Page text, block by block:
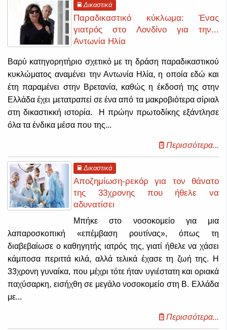
Δικαστικά
Παραδικαστικό κύκλωμα: Ένας
γιατρός στο Λονδίνο για την...
Αντωνία Ηλία
Βαρύ κατηγορητήριο σχετικό με τη δράση παραδικαστικού
κυκλώματος αναμένει την Αντωνία Ηλία, η οποία εδώ και
έτη παραμένει στην Βρετανία, καθώς η έκδοσή της στην
Ελλάδα έχει μετατραπεί σε ένα από τα μακροβιότερα σίριαλ
στη δικαστικκή ιστορία. Η πρώην πρωτοδίκης εξάντλησε
όλα τα ένδικα μέσα που της...
Περισσότερα...
Δικαστικά
Αποζημίωση-ρεκόρ για τον θάνατο
της 33χρονης που ήθελε να
αδυνατίσει
Μπήκε στο νοσοκομείο για μια
λαπαροσκοπική «επέμβαση ρουτίνας», όπως τη
διαβεβαίωσε ο καθηγητής ιατρός της, γιατί ήθελε να χάσει
κάμποσα περιττά κιλά, αλλά τελικά έχασε τη ζωή της.
Η
33χρονη γυναίκα, που μέχρι τότε ήταν υγιέστατη και οριακά
παχύσαρκη, εισήχθη σε μεγάλο νοσοκομείο στη Β. Ελλάδα
με...
Περισσότερα...